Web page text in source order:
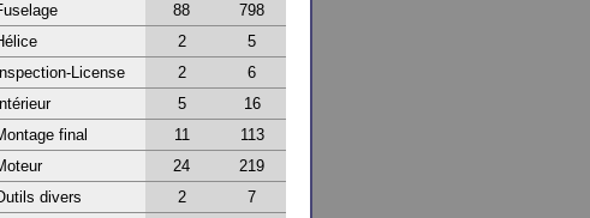
88
798
2
5
Inspection-License
2
6
Intérieur
5
16
final
11
113
24
219
divers
2
7